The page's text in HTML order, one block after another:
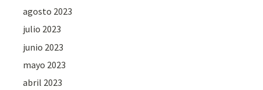
agosto 2023
julio 2023
junio 2023
mayo 2023
abril 2023